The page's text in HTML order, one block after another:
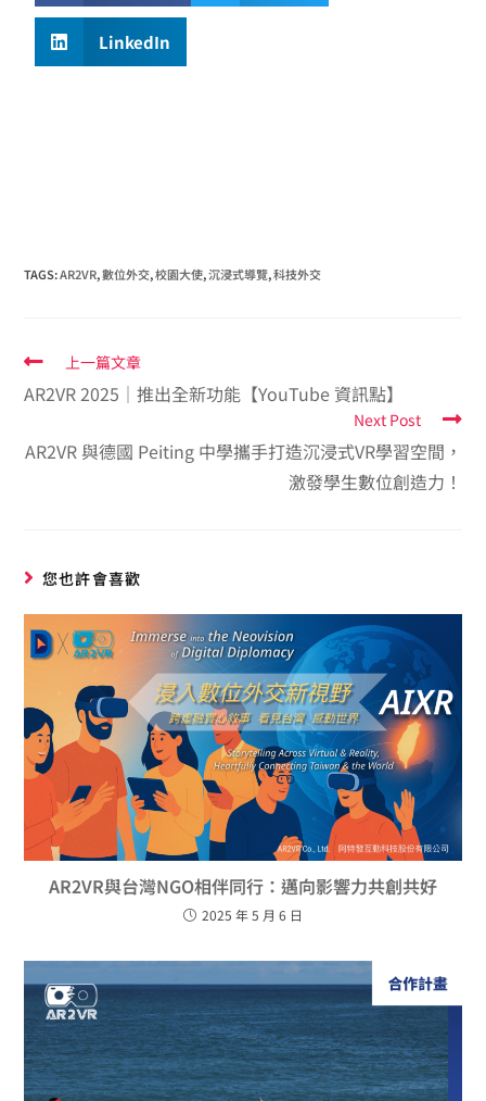
LinkedIn
TAGS:AR2VR,數位外交,校園大使,沉浸式導覽,科技外交
上一篇文章
AR2VR 2025｜推出全新功能【YouTube 資訊點】
Next Post
AR2VR 與德國 Peiting 中學攜手打造沉浸式VR學習空間，
激發學生數位創造力！
您也許會喜歡
AR2VR與台灣NGO相伴同行：邁向影響力共創共好
2025 年 5 月 6 日